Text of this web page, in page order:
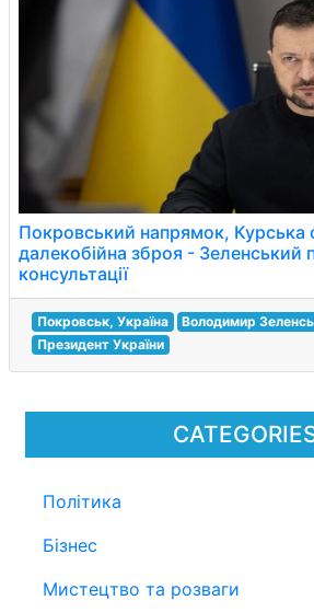
Політика
Бізнес
Мистецтво та розваги
Покровський напрямок, Курська
далекобійна зброя - Зеленський
консультації
Покровськ, Україна
Володимир
Президент України